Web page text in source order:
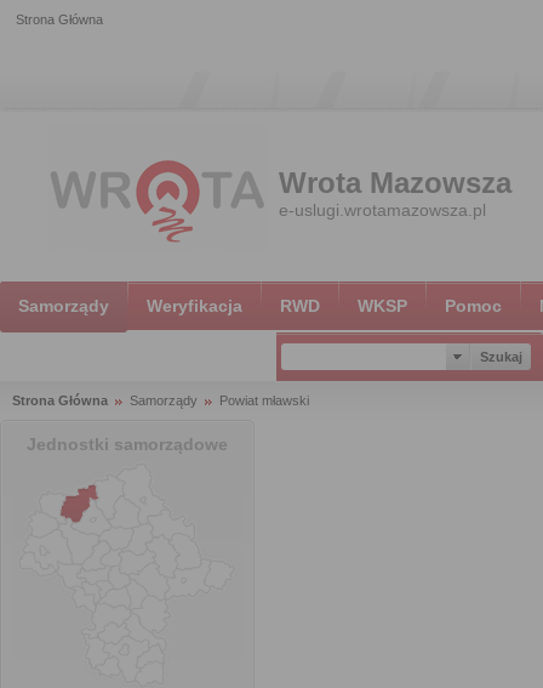
Strona Główna
Wrota Mazowsza
e-uslugi.wrotamazowsza.pl
Samorządy Weryfikacja RWD WKSP Pomoc
Strona Główna Samorządy Powiat mławski
Jednostki samorządowe